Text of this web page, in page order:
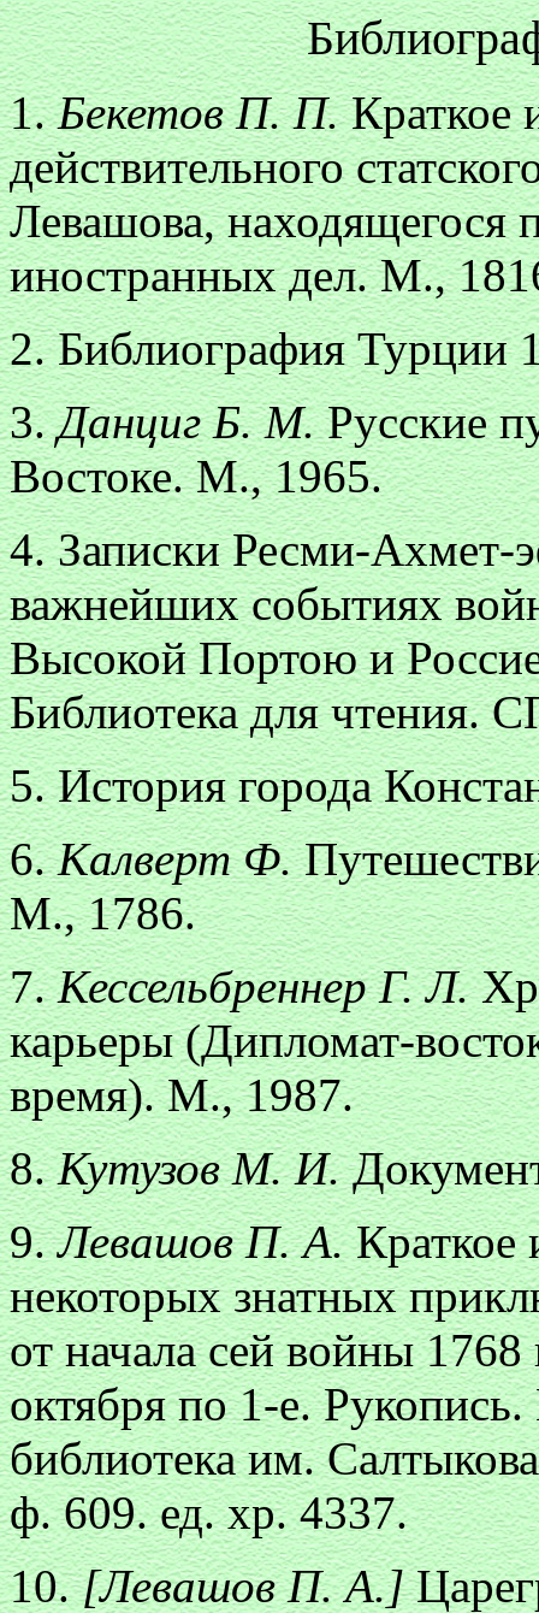
1.Бекетов П. П.Краткое
действительного
Левашова, находящегося
иностранных дел. М.,
2. Библиография
3.Данциг Б. М.Русские
Востоке. М., 1965.
4. Записки Ресми-Ахмет-
важнейших событиях
Высокой Портою и
Библиотека для чтения.
5. История города
6.Калверт Ф.
М., 1786.
7.Кессельбреннер Г. Л.
карьеры (Дипломат-
время). М., 1987.
8.Кутузов М. И.
9.Левашов П. А.Краткое
некоторых знатных
от начала сей войны 1768
октября по 1-е.
библиотека им.
ф. 609. ед. хр. 4337.
10.[Левашов П. А.]